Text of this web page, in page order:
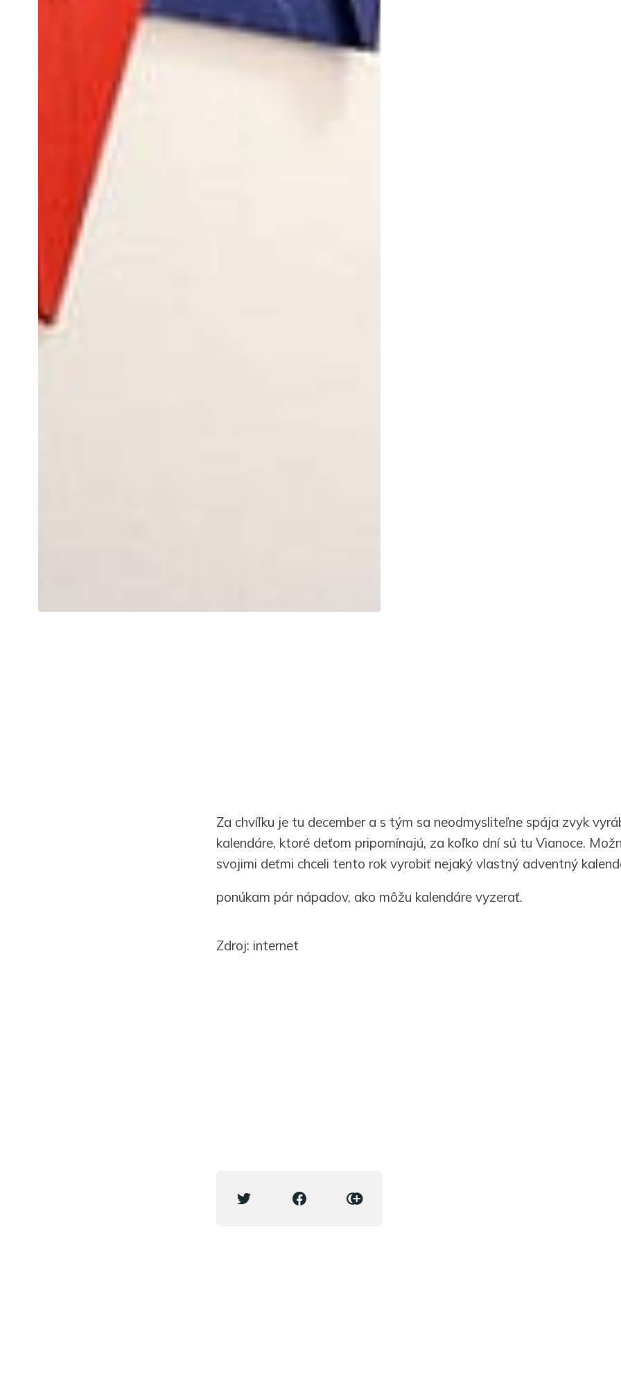
Za chvíľku je tu december a s tým sa neodmysliteľne spája zvyk
kalendáre, ktoré deťom pripomínajú, za koľko dní sú tu Vianoce.
svojimi deťmi chceli tento rok vyrobiť nejaký vlastný adventný
ponúkam pár nápadov, ako môžu kalendáre vyzerať.
Zdroj: internet